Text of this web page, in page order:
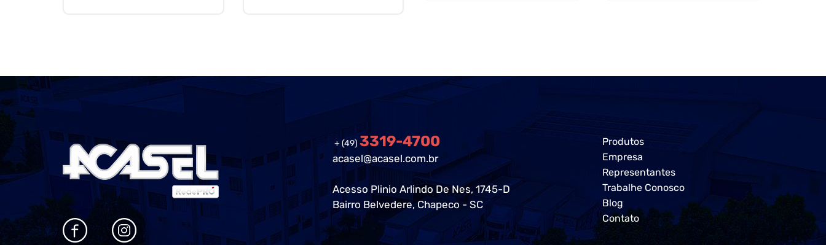
+ (49) 3319-4700
acasel@acasel.com.br
Acesso Plinio Arlindo De Nes, 1745-D
Bairro Belvedere, Chapeco - SC
Produtos
Empresa
Representantes
Trabalhe Conosco
Blog
Contato